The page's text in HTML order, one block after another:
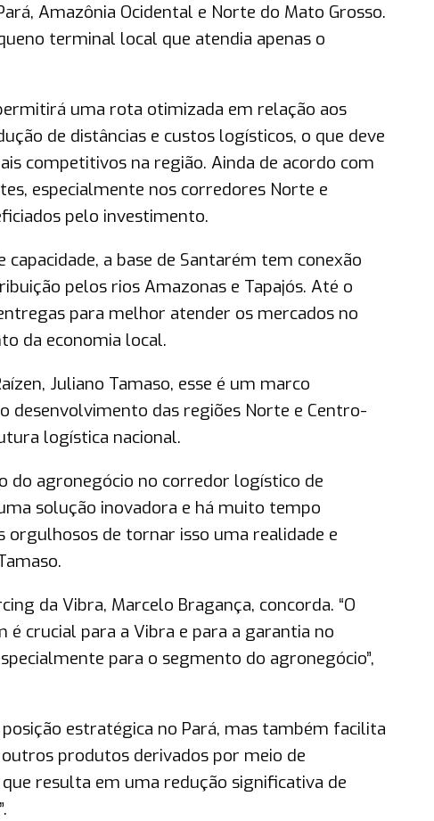
Amazônia Ocidental e Norte do Mato Grosso.
terminal local que atendia apenas o
uma rota otimizada em relação aos
de distâncias e custos logísticos, o que deve
competitivos na região. Ainda de acordo com
especialmente nos corredores Norte e
pelo investimento.
a base de Santarém tem conexão
pelos rios Amazonas e Tapajós. Até o
para melhor atender os mercados no
da economia local.
Juliano Tamaso, esse é um marco
desenvolvimento das regiões Norte e Centro-
logística nacional.
do agronegócio no corredor logístico de
solução inovadora e há muito tempo
orgulhosos de tornar isso uma realidade e
da Vibra, Marcelo Bragança, concorda. “O
crucial para a Vibra e para a garantia no
para o segmento do agronegócio”,
estratégica no Pará, mas também facilita
produtos derivados por meio de
resulta em uma redução significativa de